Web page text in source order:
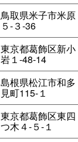
鳥取県米子市米原
５‐３‐36
東京都葛飾区新小
岩１‐48‐14
島根県松江市和多
見町115-１
東京都葛飾区東四
つ木４‐５‐１